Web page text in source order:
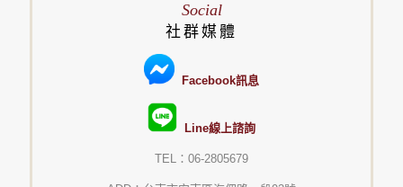
Social
社群媒體
Facebook訊息
Line線上諮詢
TEL：06-2805679